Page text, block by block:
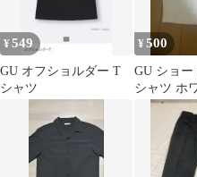
¥549
GU オフショルダー T
シャツ
¥500
GU ショ
シャツ ホ